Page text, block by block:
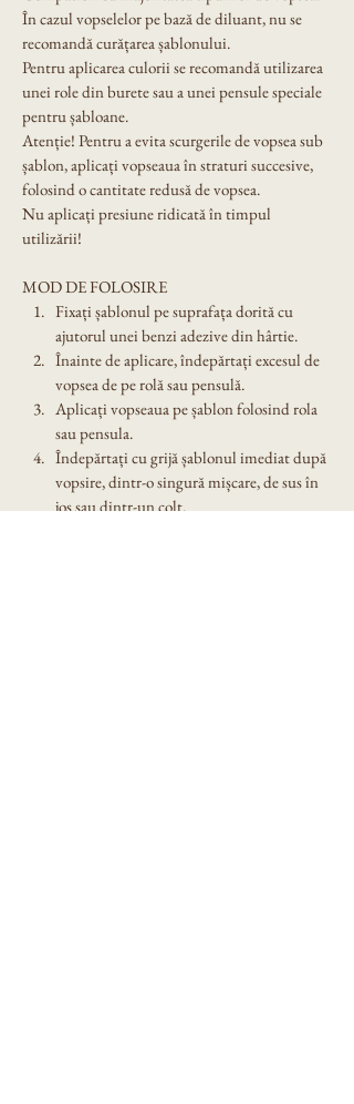
În cazul vopselelor pe bază de diluant, nu se
recomandă curățarea șablonului.
Pentru aplicarea culorii se recomandă utilizarea
unei role din burete sau a unei pensule speciale
pentru șabloane.
Atenție! Pentru a evita scurgerile de vopsea sub
șablon, aplicați vopseaua în straturi succesive,
folosind o cantitate redusă de vopsea.
Nu aplicați presiune ridicată în timpul
utilizării!
MOD DE FOLOSIRE
Fixați șablonul pe suprafața dorită cu
ajutorul unei benzi adezive din hârtie.
Înainte de aplicare, îndepărtați excesul de
vopsea de pe rolă sau pensulă.
Aplicați vopseaua pe șablon folosind rola
sau pensula.
Îndepărtați cu grijă șablonul imediat după
vopsire, dintr-o singură mișcare, de sus în
jos sau dintr-un colț.